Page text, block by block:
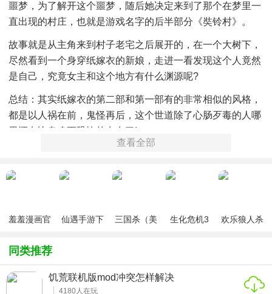
噩梦，为了解开这个噩梦，随后她决定来到了那个在梦里一
直出现的村庄，也就是游戏名字的后半部分《奘铃村》。
故事就是从主角来到村子老宅之后展开的，在一个大树下，
尽然看到一个身穿纸嫁衣的新娘，走进一看发现这个人竟然
是自己，究竟女主和这个地方有什么渊源呢?
总结：其实纸嫁衣的第二部和第一部有的非常相似的风格，
都是以人祸在前，鬼怪再后，这个世道除了心肠歹毒的人哪
里还有比鬼魂更恐怖的存在了!
的红纸嫁衣元素，女主想要的真相就被藏在老宅的地宫中，
查看全部
羞羞漫画官
仙遇手游下
三国杀（美
生化危机3
欢乐狼人杀
同类推荐
饥荒联机版mod冲突怎样解决
4180人在玩